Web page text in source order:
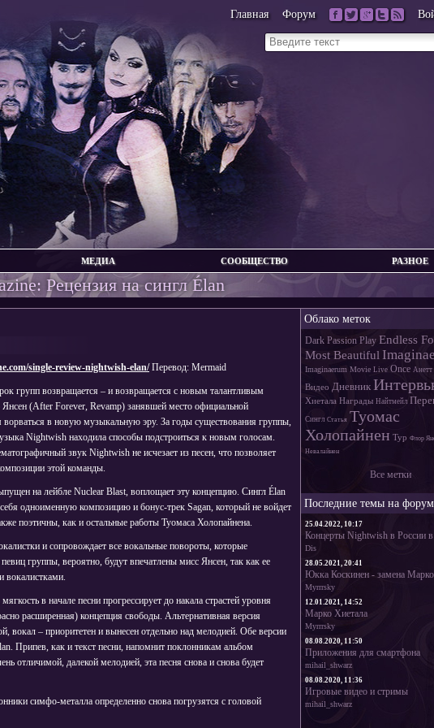
Главная Форум
МЕДИА СООБЩЕСТВО РАЗНОЕ
Рецензия на сингл Élan
single-review-nightwish-elan/Перевод: Mermaid
групп возвращается – и возвращается с новым талантливым
(After Forever, Revamp) занявшей место официальной
в новую музыкальную эру. За годы существования группы,
Nightwish находила способы подстроиться к новым голосам.
звук Nightwish не исчезает из песен, что позволяет
этой команды.
на лейбле Nuclear Blast, воплощает эту концепцию. Сингл Élan
одноименную композицию и бонус-трек Sagan, который не войдет
поэтичны, как и остальные работы Туомаса Холопайнена.
и сопровождает все вокальные повороты, которые
группы, вероятно, будут впечатлены мисс Янсен, так как ее
вокалистками.
в начале песни прогрессирует до накала страстей уровня
расширенная) концепция свободы. Альтернативная версия
вокал – приоритетен и вынесен отдельно над мелодией. Обе версии
Припев, как и текст песни, напомнит поклонникам альбом
отличимой, далекой мелодией, эта песня снова и снова будет
симфо-металла определенно снова погрузятся с головой
Облако меток
Dark Passion Play Endless
Most Beautiful
Imaginaerum Movie Live Once Анетт
Видео Дневник
Хиетала Награды Найтмейл
Сингл Статья Туомас
Холопайнен Тур Флор
Невалайнен
Все метки
Последние темы на
25.04.2022, 10:17
Концерты Nightwish в России в
Dis
28.05.2021, 20:41
Юкка Коскинен - замена Марко
Myrrrsky
12.01.2021, 14:52
Марко Хиетала
Myrrrsky
08.08.2020, 11:50
Приложения для смартфона
mihail_shwarz
08.08.2020, 11:36
Игровые видео и стримы
mihail_shwarz